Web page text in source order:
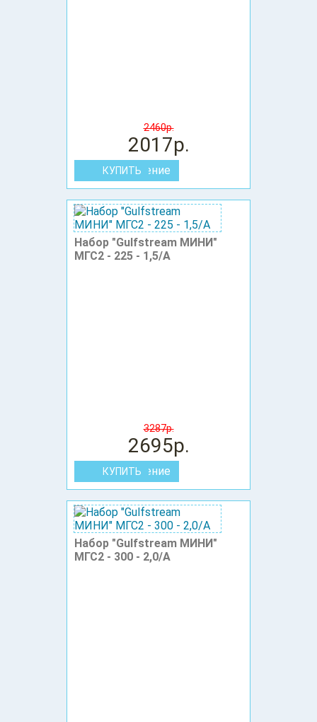
2460р.
2017р.
В сравнение
Набор "Gulfstream МИНИ"
МГС2 - 225 - 1,5/А
3287р.
2695р.
В сравнение
Набор "Gulfstream МИНИ"
МГС2 - 300 - 2,0/А